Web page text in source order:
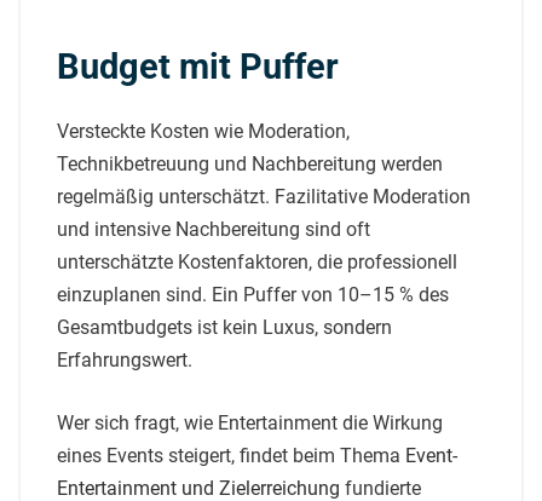
Budget mit Puffer
Versteckte Kosten wie Moderation,
Technikbetreuung und Nachbereitung werden
regelmäßig unterschätzt. Fazilitative Moderation
und intensive Nachbereitung sind oft
unterschätzte Kostenfaktoren, die professionell
einzuplanen sind. Ein Puffer von 10–15 % des
Gesamtbudgets ist kein Luxus, sondern
Erfahrungswert.
Wer sich fragt, wie Entertainment die Wirkung
eines Events steigert, findet beim Thema Event-
Entertainment und Zielerreichung fundierte